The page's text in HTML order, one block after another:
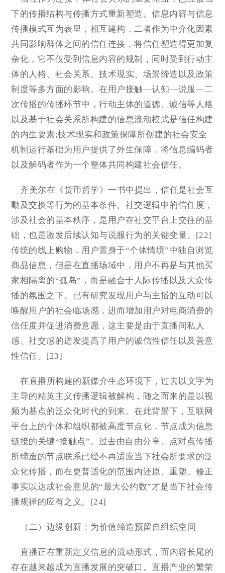
下的传播结构与传播方式重新塑造。信息内容与信息
传播模式互为表里，相互建构，二者作为中介化因素
共同影响群体之间的信任连接，将信任塑造得更加复
杂化，它不仅受到信息内容的规制，同时受到行动主
体的人格、社会关系、技术现实、场景缔造以及政策
制度等多方面的影响。在用户接触—认知—说服—二
次传播的传播环节中，行动主体的道德、诚信等人格
以及基于社会关系所构建的信息流动模式是信任构建
的内生要素;技术现实和政策保障所创建的社会安全
机制运行基础为用户提供了外生保障，将信息编码者
以及解码者作为一个整体共同构建社会信任。
齐美尔在《货币哲学》一书中提出，信任是社会互
動及交换等行为的基本条件。社交逻辑中的信任度，
涉及社会的基本秩序，是用户在社交平台上交往的基
础，也是激发后续认知与说服行为的关键变量。[22]
传统的线上购物，用户置身于“个体情境”中独自浏览
商品信息，但是在直播场域中，用户不再是与其他买
家相隔离的“孤岛”，而是融合于人际传播以及大众传
播的氛围之下。已有研究发现用户与主播的互动可以
唤醒用户的社会临场感，进而增加用户对电商消费的
信任度并促进消费意愿，这主要是由于直播间私人
感、社交感的迸发提高了用户的诚信性信任以及善意
性信任。[23]
在直播所构建的新媒介生态环境下，过去以文字为
主导的精英主义传播逻辑被解构，随之而来的是以视
频为基点的泛众化时代的到来。在此背景下，互联网
平台上的个体和组织都被高度节点化，节点成为信息
链接的关键“接触点”。过去由自由分享、点对点传播
所缔造的节点联系已经不再适应当下社会所要求的泛
众化传播，而在更普适化的范围内还原、重塑、修正
事实以达成社会意见的“最大公约数”才是当下社会传
播规律的应有之义。[24]
（二）边缘创新：为价值缔造预留自组织空间
直播正在重新定义信息的流动形式，而内容长尾的
存在越来越成为直播发展的突破口。直播产业的繁荣